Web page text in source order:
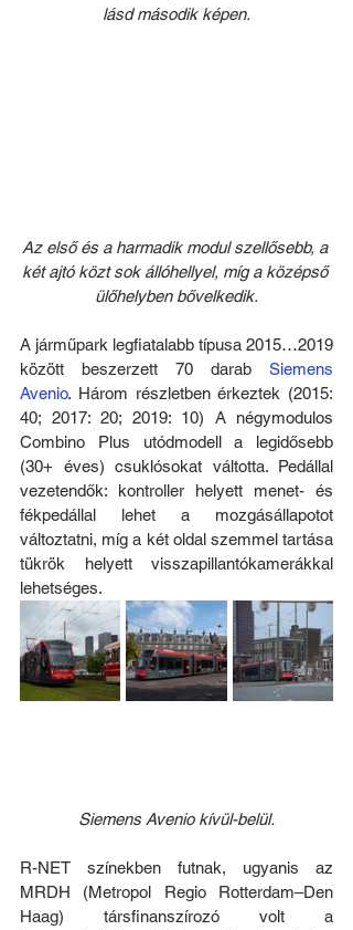
lásd második képen.
Az első és a harmadik modul szellősebb, a
két ajtó közt sok állóhellyel, míg a középső
ülőhelyben bővelkedik.
A járműpark legfiatalabb típusa 2015…2019
között beszerzett 70 darab Siemens
Avenio. Három részletben érkeztek (2015:
40; 2017: 20; 2019: 10) A négymodulos
Combino Plus utódmodell a legidősebb
(30+ éves) csuklósokat váltotta. Pedállal
vezetendők: kontroller helyett menet- és
fékpedállal lehet a mozgásállapotot
változtatni, míg a két oldal szemmel tartása
tükrök helyett visszapillantókamerákkal
lehetséges.
Siemens Avenio kívül-belül.
R-NET színekben futnak, ugyanis az
MRDH (Metropol Regio Rotterdam–Den
Haag) társfinanszírozó volt a